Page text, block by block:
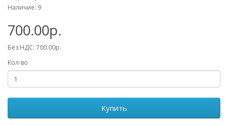
Наличие: 9
700.00р.
Без НДС: 700.00р.
Кол-во
Купить